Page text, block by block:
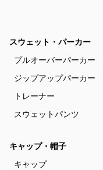
スウェット・パーカー
プルオーバーパーカー
ジップアップパーカー
トレーナー
スウェットパンツ
キャップ・帽子
キャップ